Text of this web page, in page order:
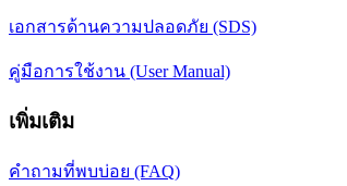
เอกสารด้านความปลอดภัย (SDS)
คู่มือการใช้งาน (User Manual)
เพิ่มเติม
คำถามที่พบบ่อย (FAQ)